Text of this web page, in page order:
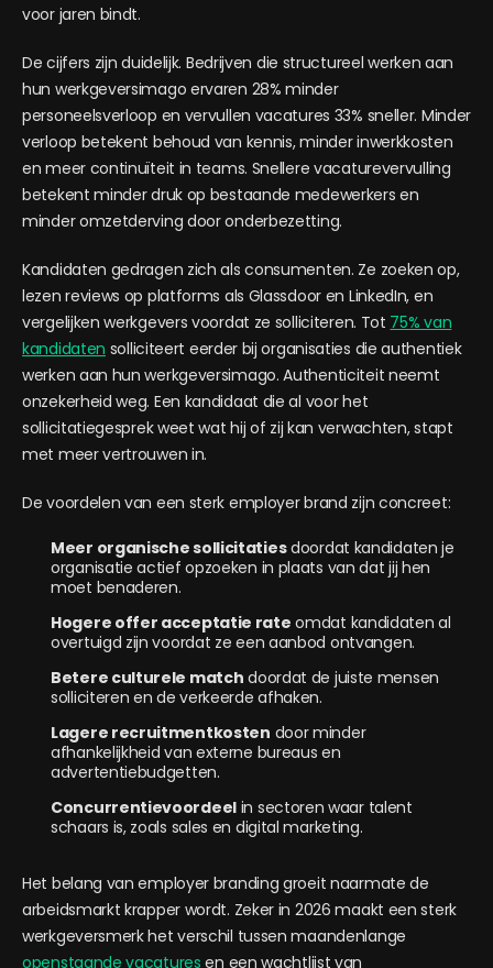
voor jaren bindt.
De cijfers zijn duidelijk. Bedrijven die structureel werken aan
hun werkgeversimago ervaren 28% minder
personeelsverloop en vervullen vacatures 33% sneller. Minder
verloop betekent behoud van kennis, minder inwerkkosten
en meer continuïteit in teams. Snellere vacaturevervulling
betekent minder druk op bestaande medewerkers en
minder omzetderving door onderbezetting.
Kandidaten gedragen zich als consumenten. Ze zoeken op,
lezen reviews op platforms als Glassdoor en LinkedIn, en
vergelijken werkgevers voordat ze solliciteren. Tot 75% van
kandidaten solliciteert eerder bij organisaties die authentiek
werken aan hun werkgeversimago. Authenticiteit neemt
onzekerheid weg. Een kandidaat die al voor het
sollicitatiegesprek weet wat hij of zij kan verwachten, stapt
met meer vertrouwen in.
De voordelen van een sterk employer brand zijn concreet:
Meer organische sollicitatiesdoordat kandidaten je
organisatie actief opzoeken in plaats van dat jij hen
moet benaderen.
Hogere offer acceptatie rate omdat kandidaten al
overtuigd zijn voordat ze een aanbod ontvangen.
Betere culturele match doordat de juiste mensen
solliciteren en de verkeerde afhaken.
Lagere recruitmentkosten door minder
afhankelijkheid van externe bureaus en
advertentiebudgetten.
Concurrentievoordeel in sectoren waar talent
schaars is, zoals sales en digital marketing.
Het belang van employer branding groeit naarmate de
arbeidsmarkt krapper wordt. Zeker in 2026 maakt een sterk
werkgeversmerk het verschil tussen maandenlange
openstaande vacatures en een wachtlijst van